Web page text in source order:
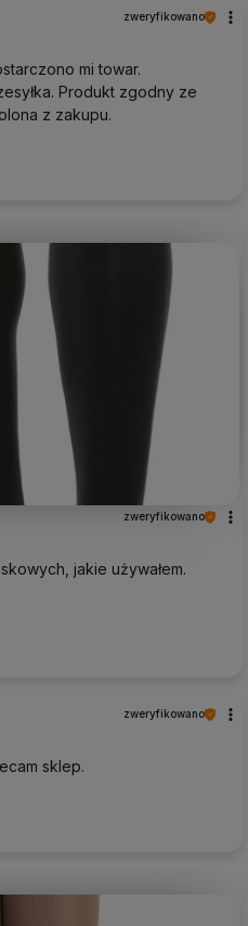
zweryfikowano
mi towar.
Produkt zgodny ze
z zakupu.
zweryfikowano
jakie używałem.
zweryfikowano
sklep.